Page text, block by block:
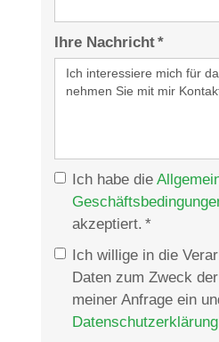
Ihre Nachricht *
Ich habe die
akzeptiert. *
Ich willige in die
Daten zum Zweck
meiner Anfrage ein
Datenschutzerklärung